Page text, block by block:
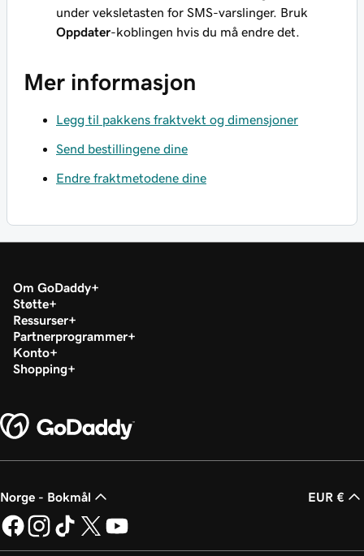
under veksletasten for SMS-varslinger. Bruk
Oppdater-koblingen hvis du må endre det.
Mer informasjon
Legg til pakkens fraktvekt og dimensjoner
Send bestillingene dine
Endre fraktmetodene dine
Om GoDaddy
Støtte
Ressurser
Partnerprogrammer
Konto
Shopping
Norge - Bokmål EUR €